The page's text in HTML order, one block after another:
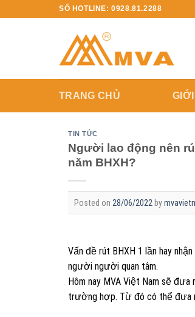
to
SỐ HOTLINE: 0928.81.2288
TRANG CHỦ
TIN TỨC
Người lao động nên
năm BHXH?
Posted on 28/06/2022 by
Vấn đề rút BHXH 1 lần hay
người người quan tâm.
Hôm nay MVA Việt Nam sẽ
trường hợp. Từ đó có thể đưa